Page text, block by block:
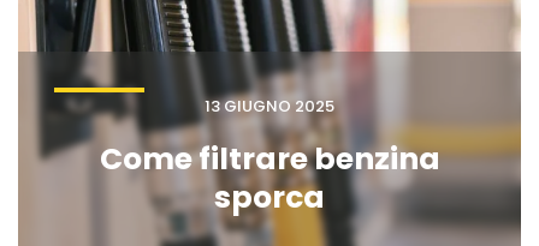
13 GIUGNO 2025
Come filtrare benzina
sporca